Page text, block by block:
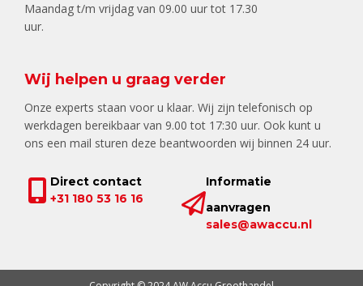
Maandag t/m vrijdag van 09.00 uur tot 17.30
uur.
Wij helpen u graag verder
Onze experts staan voor u klaar. Wij zijn telefonisch op
werkdagen bereikbaar van 9.00 tot 17:30 uur. Ook kunt u
ons een mail sturen deze beantwoorden wij binnen 24 uur.
Direct contact
+31 180 53 16 16
Informatie
aanvragen
sales@awaccu.nl